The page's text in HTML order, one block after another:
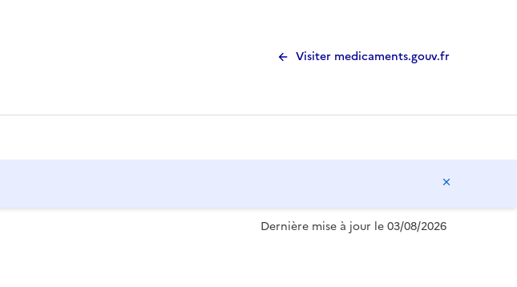
Visiter medicaments.gouv.fr
Dernière mise à jour le 03/08/2026